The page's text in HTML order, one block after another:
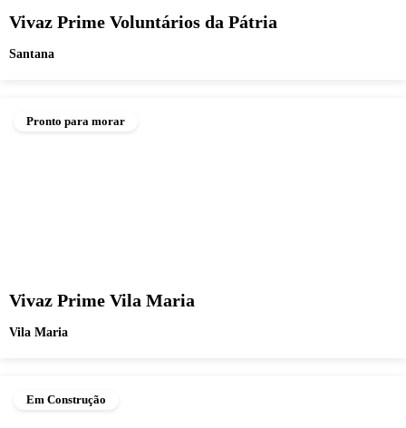
Vivaz Prime Voluntários da Pátria
Santana
Pronto para morar
Vivaz Prime Vila Maria
Vila Maria
Em Construção